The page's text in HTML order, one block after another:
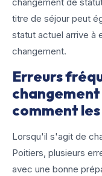
titre de séjour peut
statut actuel arrive à
changement.
Erreurs
comment
Lorsqu'il s'agit de
Poitiers, plusieurs
avec une bonne